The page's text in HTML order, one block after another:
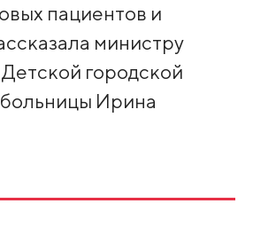
пациентов и
министру
городской
Ирина